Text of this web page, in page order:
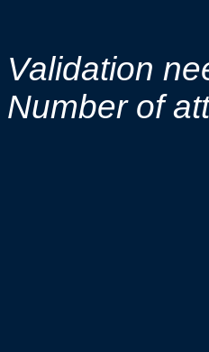
Validation
Number of